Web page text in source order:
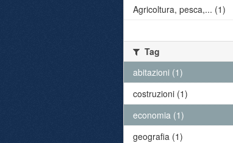
Agricoltura, pesca,... (1)
Tag
abitazioni (1)
costruzioni (1)
economia (1)
geografia (1)